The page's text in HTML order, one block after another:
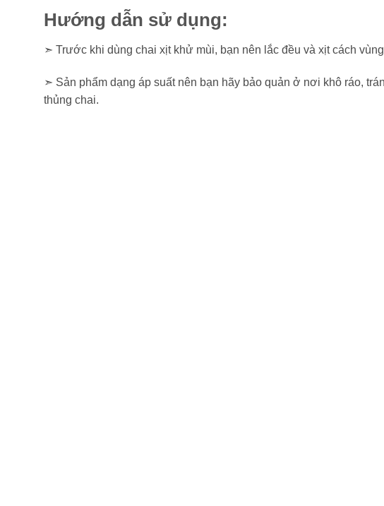
Hướng dẫn sử dụng:
➣ Trước khi dùng chai xịt khử mùi, bạn nên lắc đều và xịt cách
➣ Sản phẩm dạng áp suất nên bạn hãy bảo quản ở nơi khô ráo,
thủng chai.